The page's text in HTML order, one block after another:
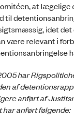
at
til
idet
være relevant i
har
af
anført af
anført følgende: